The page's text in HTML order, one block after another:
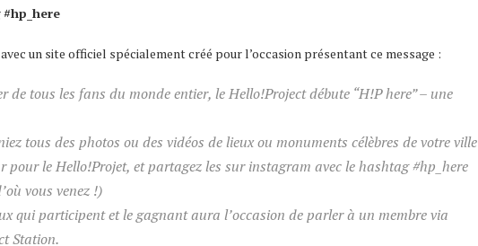
#hp_here
un site officiel spécialement créé pour l’occasion présentant ce message :
de tous les fans du monde entier, le Hello!Project débute “H!P here” – une
tous des photos ou des vidéos de lieux ou monuments célèbres de votre ville
pour le Hello!Projet, et partagez les sur instagram avec le hashtag #hp_here
vous venez !)
qui participent et le gagnant aura l’occasion de parler à un membre via
Station.